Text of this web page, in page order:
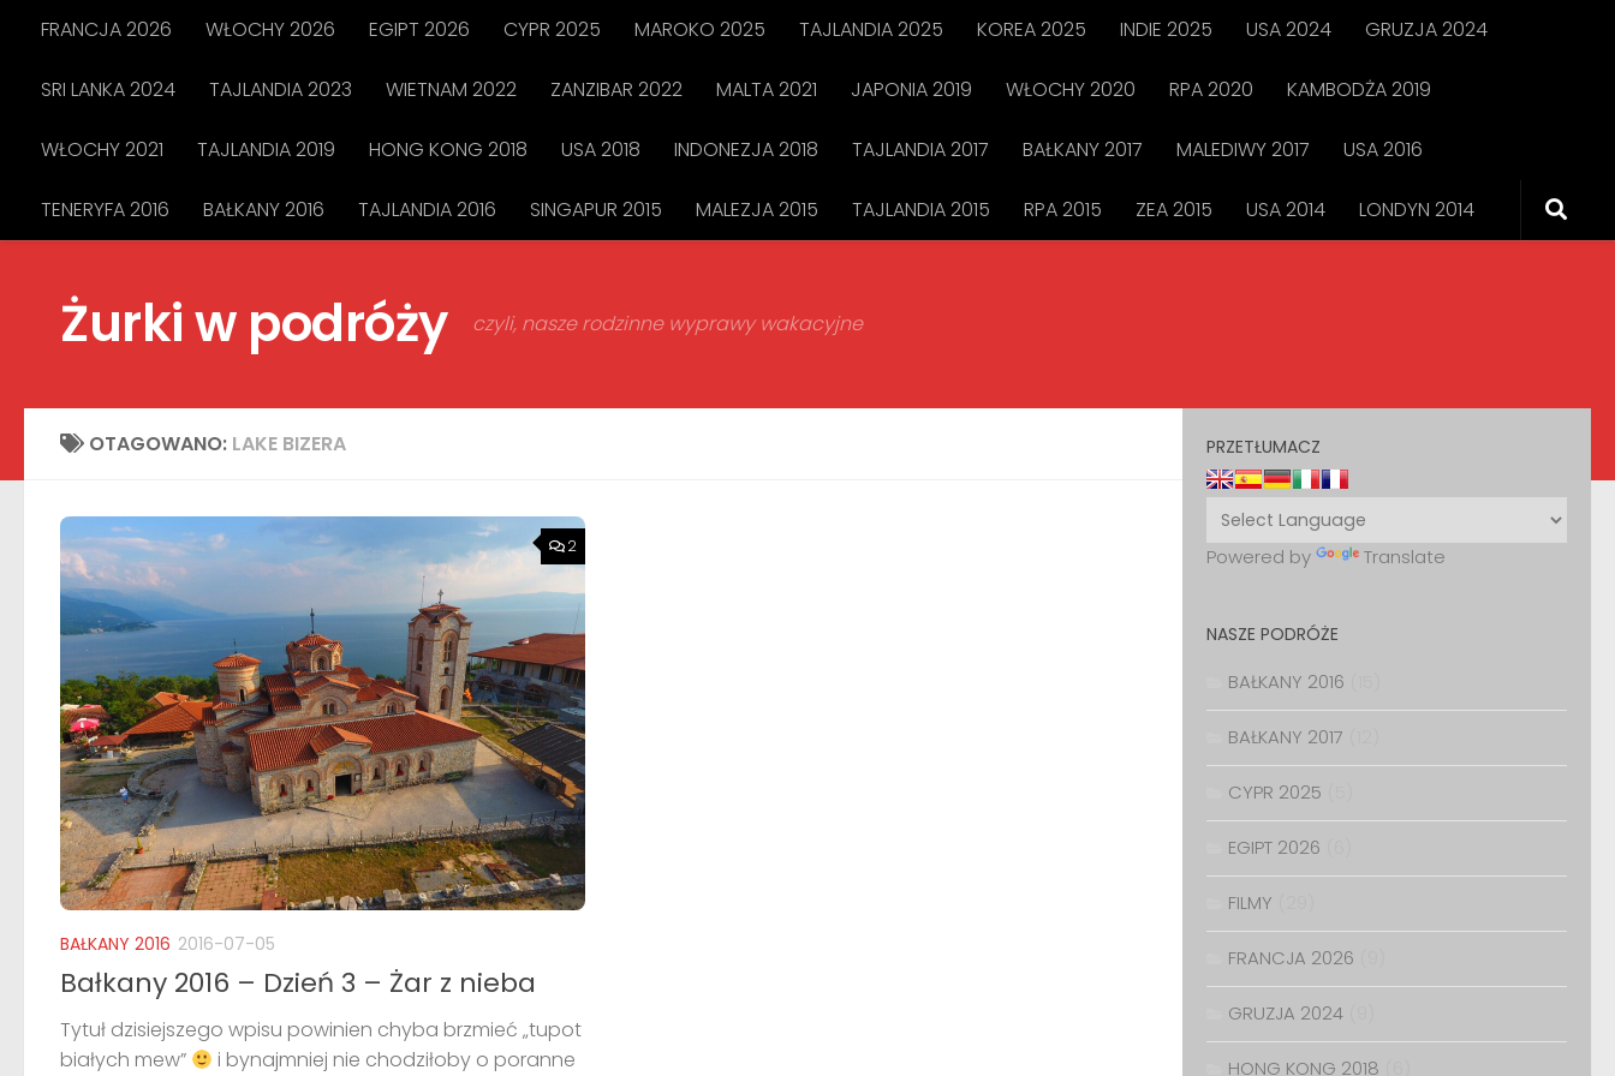
Przejdź do treści
FRANCJA 2026 WŁOCHY 2026 EGIPT 2026 CYPR 2025 MAROKO 2025 TAJLANDIA 2025 KOREA 2025 INDIE 2025 USA 2024 GRUZJA 2024
SRI LANKA 2024 TAJLANDIA 2023 WIETNAM 2022 ZANZIBAR 2022 MALTA 2021 JAPONIA 2019 WŁOCHY 2020 RPA 2020 KAMBODŻA 2019
WŁOCHY 2021 TAJLANDIA 2019 HONG KONG 2018 USA 2018 INDONEZJA 2018 TAJLANDIA 2017 BAŁKANY 2017 MALEDIWY 2017 USA 2016
TENERYFA 2016 BAŁKANY 2016 TAJLANDIA 2016 SINGAPUR 2015 MALEZJA 2015 TAJLANDIA 2015 RPA 2015 ZEA 2015 USA 2014 LONDYN 2014
Żurki w podróży czyli, nasze rodzinne wyprawy wakacyjne
OTAGOWANO: LAKE BIZERA
2
BAŁKANY 2016 2016-07-05
Bałkany 2016 – Dzień 3 – Żar z nieba
Tytuł dzisiejszego wpisu powinien chyba brzmieć „tupot
białych mew”
i bynajmniej nie chodziłoby o poranne
PRZETŁUMACZ
Powered by Translate
NASZE PODRÓŻE
BAŁKANY 2016
BAŁKANY 2017
CYPR 2025
EGIPT 2026
FILMY
FRANCJA 2026
GRUZJA 2024
HONG KONG 2018